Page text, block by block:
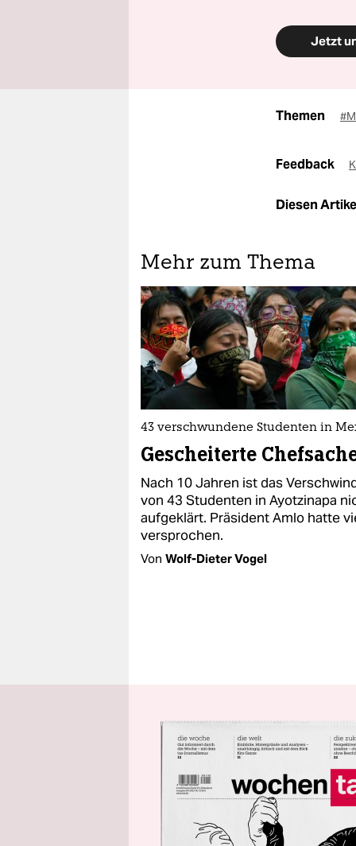
Jetzt
Themen
Feedback
Diesen
Mehr zum Thema
43 verschwundene Studenten in
Gescheiterte
Nach 10 Jahren ist das
von 43 Studenten in Ayotzinapa
aufgeklärt. Präsident Amlo hatte
versprochen.
Von Wolf-Dieter Vogel